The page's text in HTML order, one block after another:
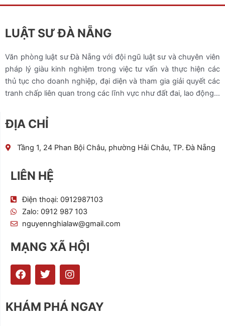
LUẬT SƯ ĐÀ NẴNG
Văn phòng luật sư Đà Nẵng với đội ngũ luật sư và chuyên viên
pháp lý giàu kinh nghiệm trong việc tư vấn và thực hiện các
thủ tục cho doanh nghiệp, đại diện và tham gia giải quyết các
tranh chấp liên quan trong các lĩnh vực như đất đai, lao động…
ĐỊA CHỈ
Tầng 1, 24 Phan Bội Châu, phường Hải Châu, TP. Đà Nẵng
LIÊN HỆ
Điện thoại: 0912987103
Zalo: 0912 987 103
nguyennghialaw@gmail.com
MẠNG XÃ HỘI
F
a
e
b
T
w
t
t
I
n
t
a
KHÁM PHÁ NGAY